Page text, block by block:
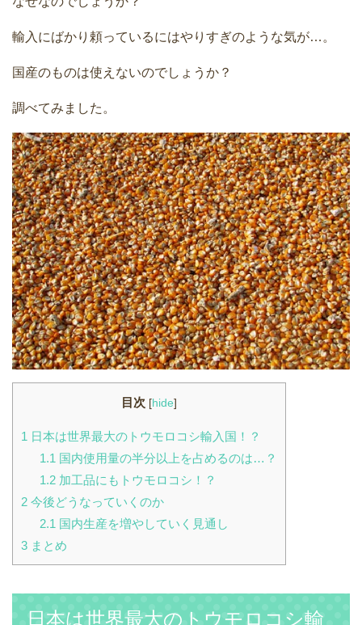
輸入にばかり頼っているにはやりすぎのような気が…。
国産のものは使えないのでしょうか？
調べてみました。
目次 [hide]
1 日本は世界最大のトウモロコシ輸入国！？
1.1 国内使用量の半分以上を占めるのは…？
1.2加工品にもトウモロコシ！？
2 今後どうなっていくのか
2.1 国内生産を増やしていく見通し
3 まとめ
日本は世界最大のトウモロコシ輸